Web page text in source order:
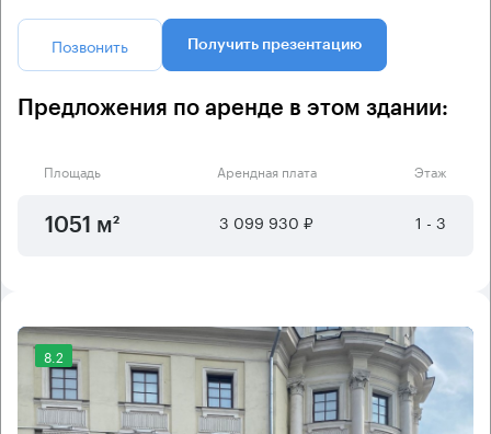
Позвонить Получить презентацию
Предложения по аренде в этом здании:
Площадь Арендная плата Этаж
1051 м² 3 099 930 ₽ 1 - 3
8.2